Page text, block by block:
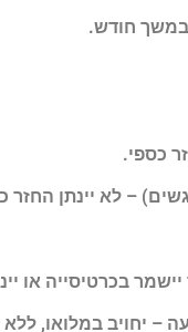
כספי.
– לא יינתן החזר